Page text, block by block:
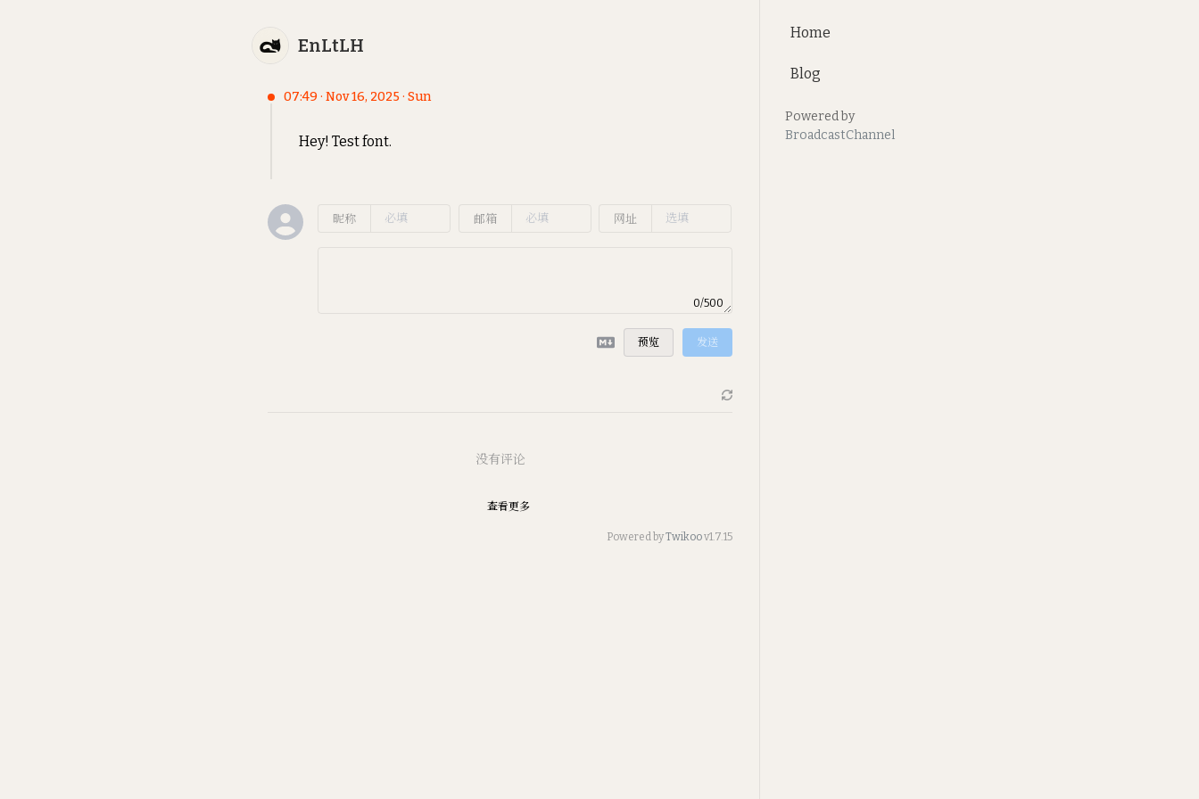
EnLtLH
07:49 · Nov 16, 2025 · Sun
Hey! Test font.
昵称 邮箱 网址
0/500
预览 发送
没有评论
查看更多
Powered byTwikoov1.7.15
Home
Blog
Powered by
BroadcastChannel